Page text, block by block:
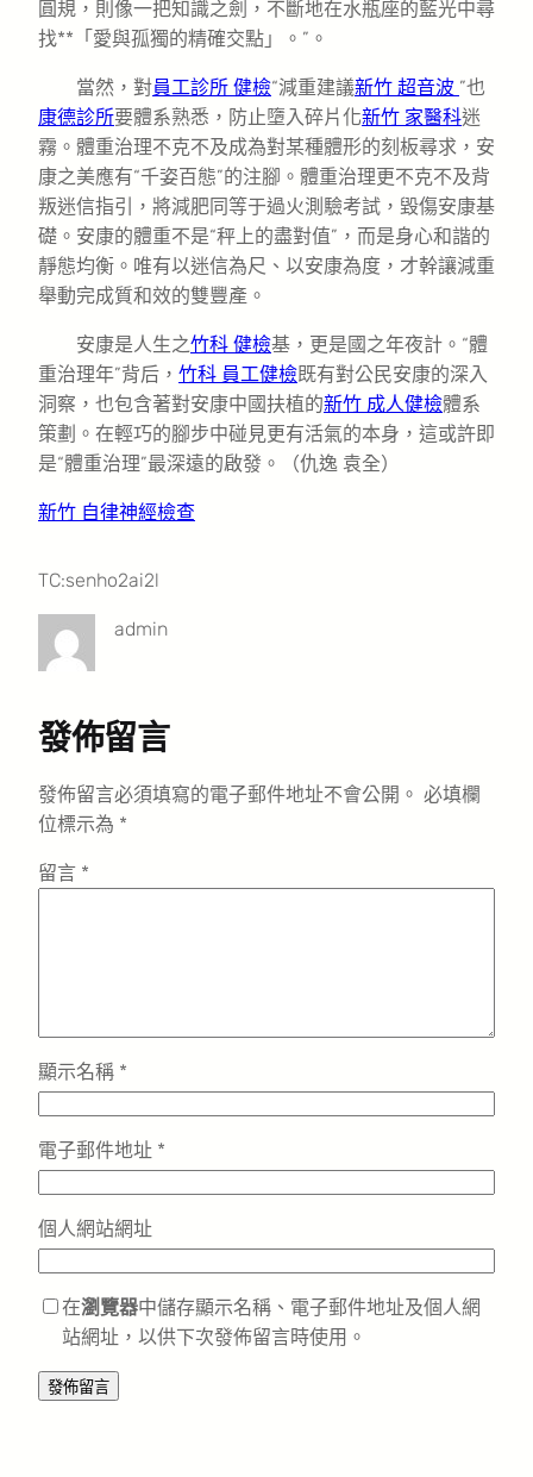
圓規，則像一把知識之劍，不斷地在水瓶座的藍光中尋
找**「愛與孤獨的精確交點」。”。
當然，對員工診所 健檢“減重建議新竹 超音波 ”也
康德診所要體系熟悉，防止墮入碎片化新竹 家醫科迷
霧。體重治理不克不及成為對某種體形的刻板尋求，安
康之美應有“千姿百態”的注腳。體重治理更不克不及背
叛迷信指引，將減肥同等于過火測驗考試，毀傷安康基
礎。安康的體重不是“秤上的盡對值”，而是身心和諧的
靜態均衡。唯有以迷信為尺、以安康為度，才幹讓減重
舉動完成質和效的雙豐產。
安康是人生之竹科 健檢基，更是國之年夜計。“體
重治理年”背后， 竹科 員工健檢既有對公民安康的深入
洞察，也包含著對安康中國扶植的新竹 成人健檢體系
策劃。在輕巧的腳步中碰見更有活氣的本身，這或許即
是“體重治理”最深遠的啟發。
（仇逸 袁全）
新竹 自律神經檢查
TC:senho2ai2l
admin
發佈留言
發佈留言必須填寫的電子郵件地址不會公開。 必填欄
位標示為 *
留言 *
顯示名稱 *
電子郵件地址 *
個人網站網址
在瀏覽器中儲存顯示名稱、電子郵件地址及個人網
站網址，以供下次發佈留言時使用。